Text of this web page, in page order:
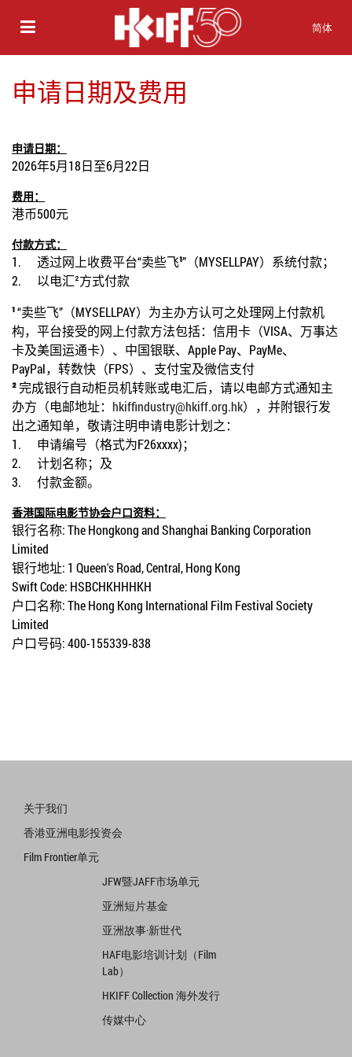
简体
申请日期及费用
申请日期：
2026年5月18日至6月22日
费用：
港币500元
付款方式：
1. 透过网上收费平台“卖些飞¹”（MYSELLPAY）系统付款；
2.
以电汇²方式付款
¹“卖些飞”（MYSELLPAY）为主办方认可之处理网上付款机
构，平台接受的网上付款方法包括：信用卡（VISA、万事达
卡及美国运通卡）、中国银联、 Apple Pay、 PayMe、
PayPal，转数快（FPS）、支付宝及微信支付
²完成银行自动柜员机转账或电汇后，请以电邮方式通知主
办方（电邮地址： hkiffindustry@hkiff.org.hk），并附银行发
出之通知单，敬请注明申请电影计划之：
1.
申请编号（格式为F26xxxx)；
2.
计划名称； 及
3.
付款金额。
香港国际电影节协会户口资料：
银行名称: The Hongkong and Shanghai Banking Corporation
Limited
银行地址: 1 Queen's Road, Central, Hong Kong
Swift Code: HSBCHKHHHKH
户口名称: The Hong Kong International Film Festival Society
Limited
户口号码: 400-155339-838
关于我们
香港亚洲电影投资会
Film Frontier单元
JFW暨JAFF市场单元
亚洲短片基金
亚洲故事·新世代
HAF电影培训计划（Film
Lab）
HKIFF Collection 海外发行
传媒中心